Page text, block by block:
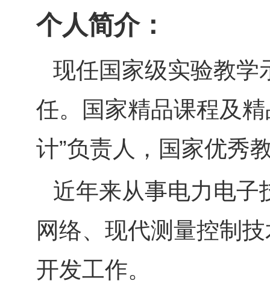
个人简介：
现任国家级实验教学
任。国家精品课程及
计”负责人，国家优秀
近年来从事电力电子
网络、现代测量控制
开发工作。